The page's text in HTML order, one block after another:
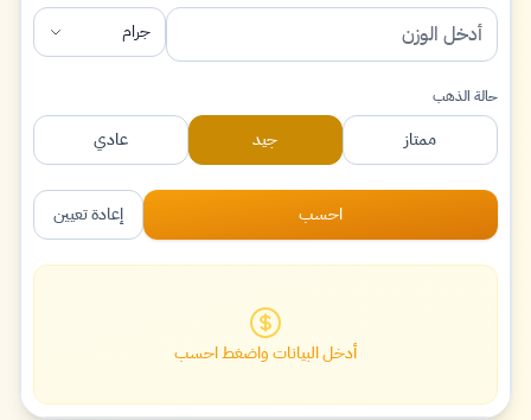
جرام
حالة الذهب
ممتاز جيد عادي
احسب إعادة تعيين
أدخل البيانات واضغط احسب